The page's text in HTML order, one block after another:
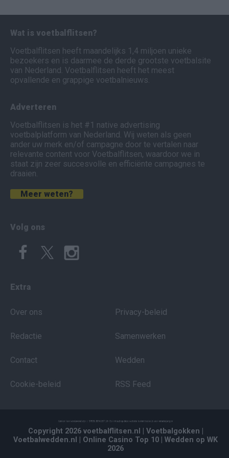
Wat is voetbalflitsen?
Voetbalflitsen heeft maandelijks 1,4 miljoen unieke
bezoekers en is daarmee de derde grootste voetbalsite
van Nederland. Voetbalflitsen heeft het meest
opvallende en grappige voetbalnieuws.
Adverteren
Voetbalflitsen is het #1 native advertising
voetbalplatform van Nederland. Wij weten als geen
ander uw merk en/of campagne door te vertalen naar
relevante content voor Voetbalflitsen, waardoor we in
staat zijn zeer succesvolle en efficiënte campagnes te
draaien.
Meer weten?
Volg ons
Extra
Over ons
Redactie
Contact
Cookie-beleid
Privacy-beleid
Samenwerken
Wedden
RSS Feed
Copyright 2026 voetbalflitsen.nl | Voetbalgokken
Voetbalwedden.nl
| Online Casino Top 10 | Wedden op WK
2026